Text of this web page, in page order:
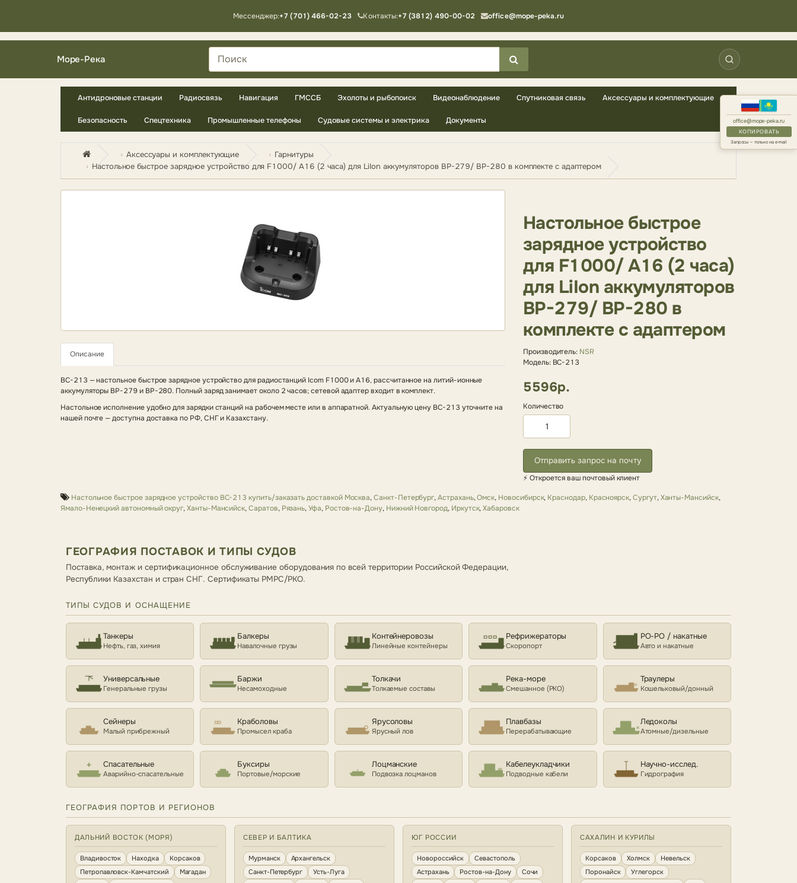
office@mope-peka.ru
КОПИРОВАТЬ
Запросы — только на e-mail
Мессенджер:+7 (701) 466-02-23 Контакты:+7 (3812) 490-00-02 office@mope-peka.ru
Море-Река
Антидроновые станции Радиосвязь Навигация ГМССБ Эхолоты и рыбопоиск Видеонаблюдение Спутниковая связь Аксессуары и комплектующие
Безопасность Спецтехника Промышленные телефоны Судовые системы и электрика Документы
Аксессуары и комплектующие
Гарнитуры
Настольное быстрое зарядное устройство для F1000/ A16 (2 часа) для LiIon аккумуляторов BP-279/ BP-280 в комплекте с адаптером
Описание
BC-213 — настольное быстрое зарядное устройство для радиостанций Icom F1000 и A16, рассчитанное на литий-ионные
аккумуляторы BP-279 и BP-280. Полный заряд занимает около 2 часов; сетевой адаптер входит в комплект.
Настольное исполнение удобно для зарядки станций на рабочем месте или в аппаратной. Актуальную цену BC-213 уточните на
нашей почте — доступна доставка по РФ, СНГ и Казахстану.
Настольное быстрое
зарядное устройство
для F1000/ A16 (2 часа)
для LiIon аккумуляторов
BP-279/ BP-280 в
комплекте с адаптером
Производитель: NSR
Модель: BC-213
5596р.
Количество
Отправить запрос на почту
⚡ Откроется ваш почтовый клиент
Настольное быстрое зарядное устройство BC-213 купить/заказать доставкой Москва,Санкт-Петербург,Астрахань,Омск, Новосибирск, Краснодар, Красноярск,Сургут,Ханты-Мансийск,
Ямало-Ненецкий автономный округ,Ханты-Мансийск,Саратов, Рязань,Уфа, Ростов-на-Дону, Нижний Новгород, Иркутск,Хабаровск
ГЕОГРАФИЯ ПОСТАВОК И ТИПЫ СУДОВ
Поставка, монтаж и сертификационное обслуживание оборудования по всей территории Российской Федерации,
Республики Казахстан и стран СНГ. Сертификаты РМРС/РКО.
ТИПЫ СУДОВ И ОСНАЩЕНИЕ
Танкеры
Нефть, газ, химия
Балкеры
Навалочные грузы
Контейнеровозы
Линейные контейнеры
Рефрижераторы
Скоропорт
РО-РО / накатные
Авто и накатные
Универсальные
Генеральные грузы
Баржи
Несамоходные
Толкачи
Толкаемые составы
Река-море
Смешанное (РКО)
Траулеры
Кошельковый/донный
Сейнеры
Малый прибрежный
Краболовы
Промысел краба
Ярусоловы
Ярусный лов
Плавбазы
Перерабатывающие
Ледоколы
Атомные/дизельные
Спасательные
Аварийно-спасательные
Буксиры
Портовые/морские
Лоцманские
Подвозка лоцманов
Кабелеукладчики
Подводные кабели
Научно-исслед.
Гидрография
ГЕОГРАФИЯ ПОРТОВ И РЕГИОНОВ
ДАЛЬНИЙ ВОСТОК (МОРЯ)
Владивосток Находка
Корсаков
Петропавловск-Камчатский
Магадан
СЕВЕР И БАЛТИКА
Мурманск
Архангельск
Санкт-Петербург
Усть-Луга
ЮГ РОССИИ
Новороссийск
Севастополь
Астрахань
Ростов-на-Дону
Сочи
САХАЛИН И КУРИЛЫ
Корсаков Холмск
Невельск
Поронайск
Углегорск